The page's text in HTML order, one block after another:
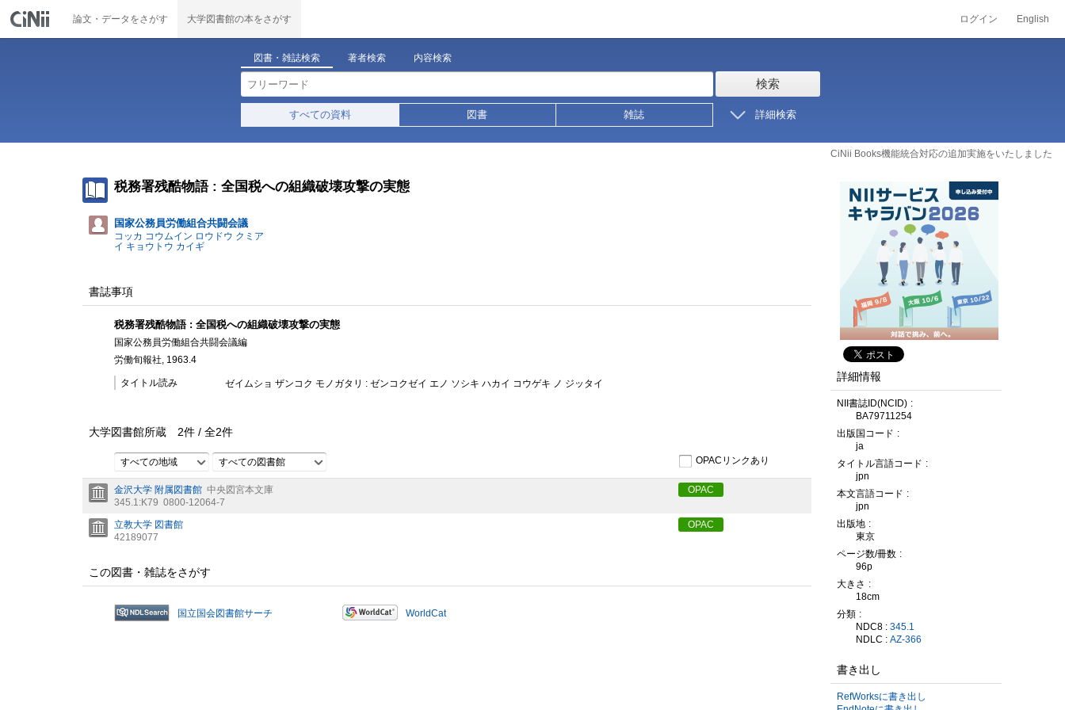
論文・データをさがす 大学図書館の本をさがす ログイン English
図書・雑誌検索 著者検索 内容検索
検索
すべての資料 図書 雑誌 詳細検索
CiNii Books機能統合対応の追加実施をいたしました
税務署残酷物語 : 全国税への組織破壊攻撃の実態
国家公務員労働組合共闘会議
コッカ コウムイン ロウドウ クミア
イ キョウトウ カイギ
書誌事項
税務署残酷物語 : 全国税への組織破壊攻撃の実態
国家公務員労働組合共闘会議編
労働旬報社, 1963.4
タイトル読み ゼイムショ ザンコク モノガタリ : ゼンコクゼイ エノ ソシキ ハカイ コウゲキ ノ ジッタイ
大学図書館所蔵 2件 / 全2件
すべての地域 すべての図書館 OPACリンクあり
金沢大学 附属図書館 中央図宮本文庫
345.1:K79 0800-12064-7
OPAC
立教大学 図書館
42189077
OPAC
この図書・雑誌をさがす
国立国会図書館サーチ WorldCat
詳細情報
NII書誌ID(NCID)
BA79711254
出版国コード
ja
タイトル言語コード
jpn
本文言語コード
jpn
出版地
東京
ページ数/冊数
96p
大きさ
18cm
分類
NDC8 : 345.1
NDLC : AZ-366
書き出し
RefWorksに書き出し